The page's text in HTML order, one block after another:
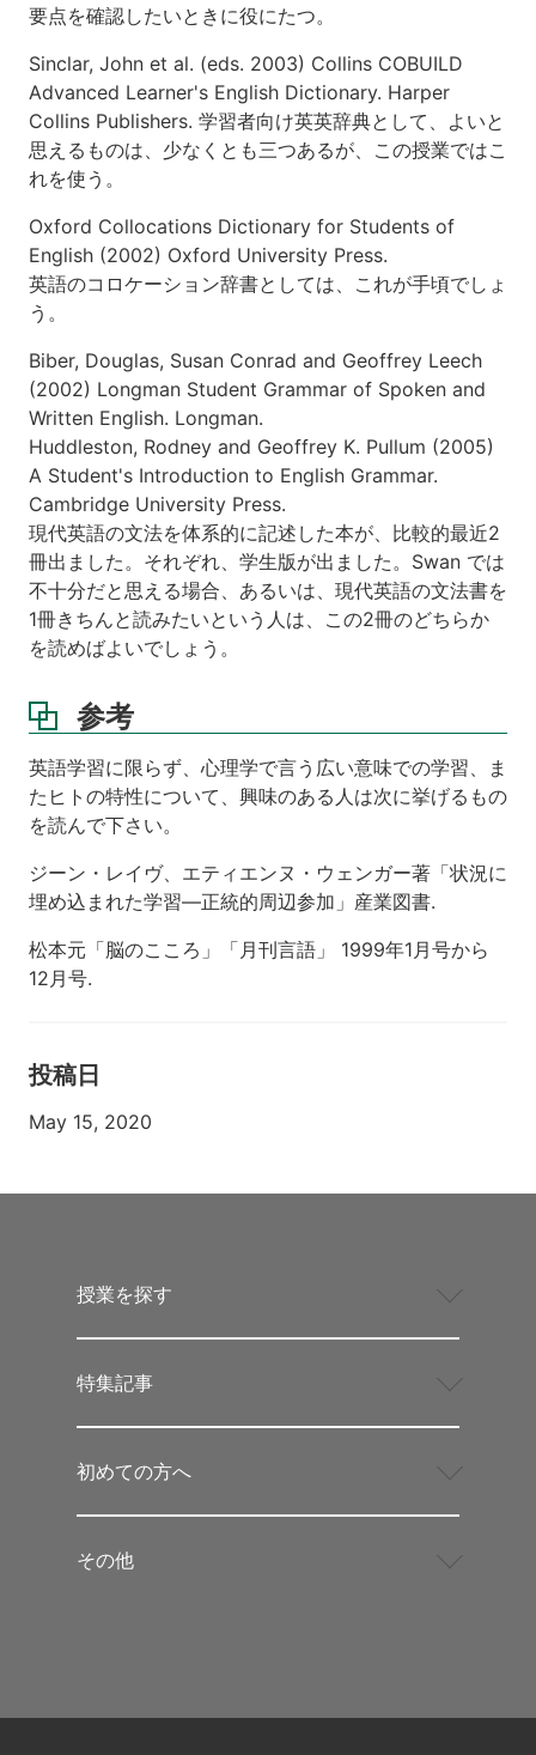
要点を確認したいときに役にたつ。
Sinclar, John et al. (eds. 2003) Collins COBUILD
Advanced Learner's English Dictionary. Harper
Collins Publishers. 学習者向け英英辞典として、よいと
思えるものは、少なくとも三つあるが、この授業ではこ
れを使う。
Oxford Collocations Dictionary for Students of
English (2002) Oxford University Press.
英語のコロケーション辞書としては、これが手頃でしょ
う。
Biber, Douglas, Susan Conrad and Geoffrey Leech
(2002) Longman Student Grammar of Spoken and
Written English. Longman.
Huddleston, Rodney and Geoffrey K. Pullum (2005)
A Student's Introduction to English Grammar.
Cambridge University Press.
現代英語の文法を体系的に記述した本が、比較的最近2
冊出ました。それぞれ、学生版が出ました。Swan では
不十分だと思える場合、あるいは、現代英語の文法書を
1冊きちんと読みたいという人は、この2冊のどちらか
を読めばよいでしょう。
参考
英語学習に限らず、心理学で言う広い意味での学習、ま
たヒトの特性について、興味のある人は次に挙げるもの
を読んで下さい。
ジーン・レイヴ、エティエンヌ・ウェンガー著「状況に
埋め込まれた学習—正統的周辺参加」産業図書.
松本元「脳のこころ」「月刊言語」 1999年1月号から
12月号.
投稿日
May 15, 2020
授業を探す
特集記事
初めての方へ
その他